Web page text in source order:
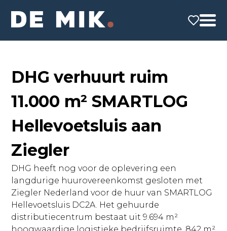
DHG verhuurt ruim
11.000 m² SMARTLOG
Hellevoetsluis aan
Ziegler
DHG heeft nog voor de oplevering een
langdurige huurovereenkomst gesloten met
Ziegler Nederland voor de huur van SMARTLOG
Hellevoetsluis DC2A. Het gehuurde
distributiecentrum bestaat uit 9.694 m²